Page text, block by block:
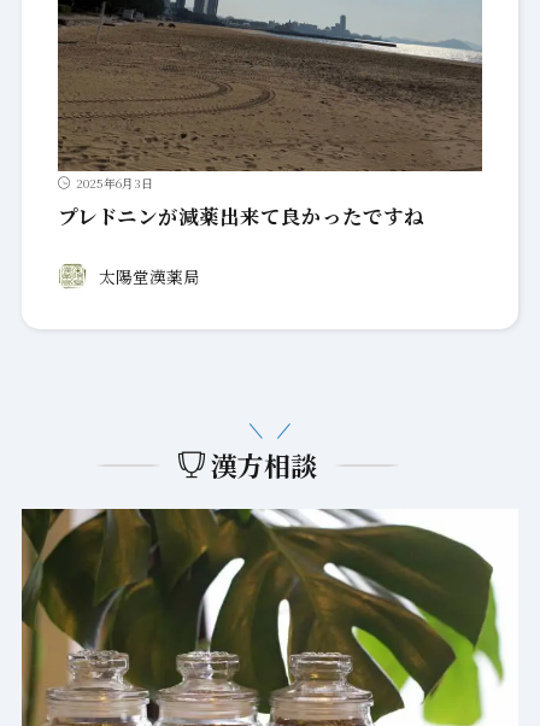
2025年6月3日
プレドニンが減薬出来て良かったですね
太陽堂漢薬局
漢方相談